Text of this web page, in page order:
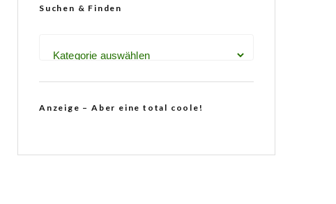
Suchen & Finden
Anzeige – Aber eine total coole!